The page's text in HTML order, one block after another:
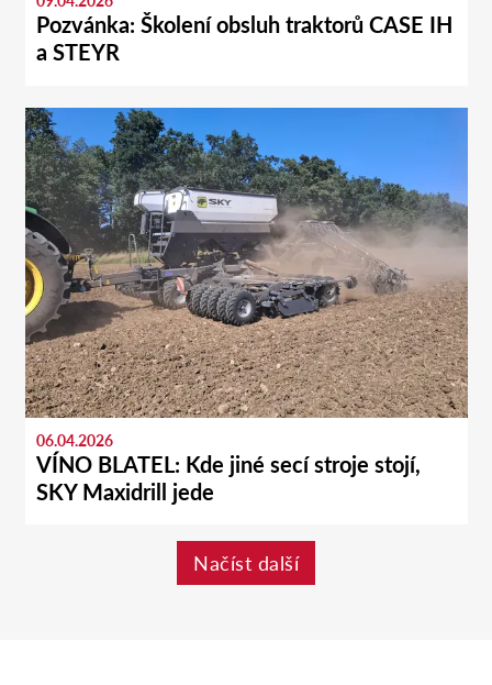
Pozvánka: Školení obsluh traktorů CASE IH
a STEYR
06.04.2026
VÍNO BLATEL: Kde jiné secí stroje stojí,
SKY Maxidrill jede
Načíst další